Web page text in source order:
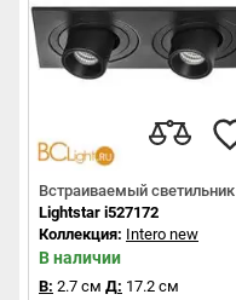
Встраиваемый светильник
Lightstar i527172
Коллекция: Intero new
В наличии
В: 2.7 см Д: 17.2 см